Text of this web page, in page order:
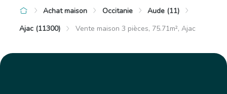
Achat maison Occitanie
Aude (11)
Ajac (11300)
Vente maison 3 pièces, 75.71m², Ajac